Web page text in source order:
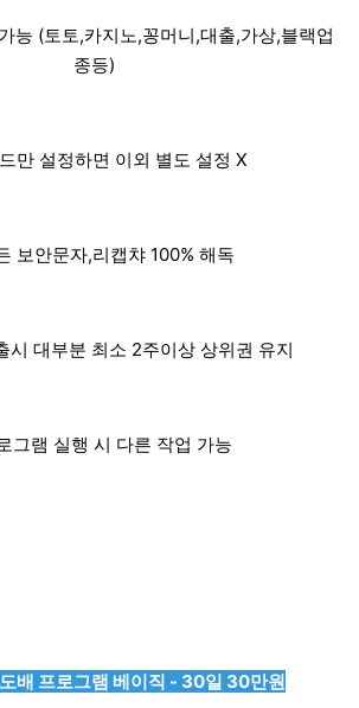
능 (토토,카지노,꽁머니,대출,가상,블랙업
종등)
만 설정하면 이외 별도 설정 X
보안문자,리캡챠 100% 해독
시 대부분 최소 2주이상 상위권 유지
그램 실행 시 다른 작업 가능
배 프로그램 베이직 - 30일 30만원